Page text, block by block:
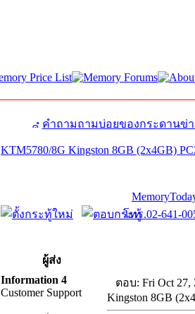
คำถามถามบ่อยของกระดานข่
KTM5780/8G Kingston 8GB (2x4GB)
โทร.02-641-
ผู้ส่ง
Information 4
Customer Support
ตอบ: Fri Oct 27,
Kingston 8GB